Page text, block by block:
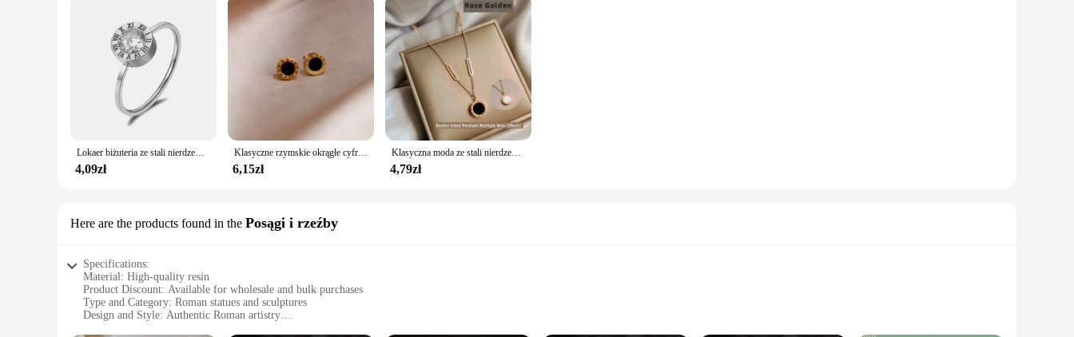
Lokaer biżuteria ze stali nierdzewnej okrągła AAA cyrkon rzymskie cyfry modele Basic Anillos Mujer różowe złoto kolorowe pierścienie R18139
4,09zł
Klasyczne rzymskie okrągłe cyfrowe kolczyki ze stali nierdzewnej dla kobiet delikatna biżuteria gotyckie czarne kolczyki
6,15zł
Klasyczna moda ze stali nierdzewnej rzymski cyfrowy wafel naszyjnik 2023 moda biżuteria bożonarodzeniowa damska seksowny naszyjnik
4,79zł
Here are the products found in the Posągi i rzeźby
Specifications:
Material: High-quality resin
Product Discount: Available for wholesale and bulk purchases
Type and Category: Roman statues and sculptures
Design and Style: Authentic Roman artistry